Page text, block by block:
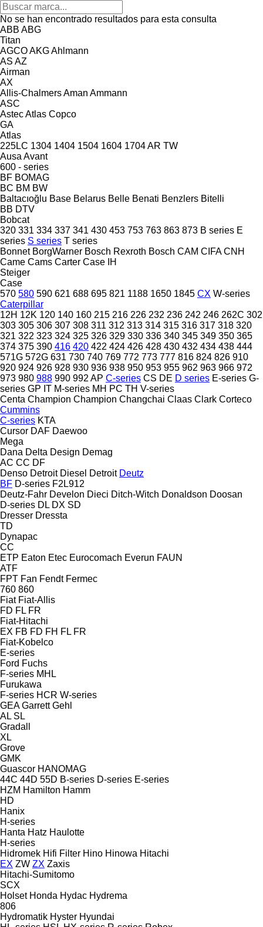
No se han encontrado resultados para esta consulta
ABB ABG
Titan
AGCOAKGAhlmann
AS AZ
Airman
AX
Allis-ChalmersAman Ammann
ASC
AstecAtlas Copco
GA
Atlas
225LC 1304 1404 1504 1604 1704AR TW
Ausa Avant
600 - series
BF BOMAG
BC BM BW
Baltacıoğlu Base Belarus Belle Benati Benzlers Bitelli
BB DTV
Bobcat
320 331 334 337 341 430 453 753 763 863 873 B series E
series S series T series
Bonnet BorgWarner Bosch Rexroth Bosch CAM CIFA CNH
Came Cams Carter Case IH
Steiger
Case
570 580 590 621 688 695 821 1188 1650 1845 CX W-series
Caterpillar
12H 12K 120 140 160 215 216 226 232 236 242 246 262C 302
303 305 306 307 308 311 312 313 314 315 316 317 318 320
321 322 323 324 325 326 329 330 336 340 345 349 350 365
374 375 390 416 420 422 424 426 428 430 432 434 438 444
571G 572G 631 730 740 769 772 773 777 816 824 826 910
920 924 926 928 930 936 938 950 953 955 962 963 966 972
973 980 988 990 992 AP C-series CS DE D series E-series G-
series GP IT M-series MH PC TH V-series
Centa Champion Champion Changchai Claas Clark Corteco
Cummins
C-series KTA
Cursor DAF Daewoo
Mega
Dana Delta Design Demag
AC CC DF
Denso Detroit Diesel Detroit Deutz
BF D-series F2L912
Deutz-Fahr Develon Dieci Ditch-Witch Donaldson Doosan
D-series DL DX SD
Dresser Dressta
TD
Dynapac
CC
ETP Eaton Etec Eurocomach Everun FAUN
ATF
FPT Fan Fendt Fermec
760 860
Fiat Fiat-Allis
FD FL FR
Fiat-Hitachi
EX FB FD FH FL FR
Fiat-Kobelco
E-series
Ford Fuchs
F-series MHL
Furukawa
F-series HCR W-series
GEA Garrett Gehl
AL SL
Gradall
XL
Grove
GMK
Guascor HANOMAG
44C 44D 55D B-series D-series E-series
HZM Hamilton Hamm
HD
Hanix
H-series
Hanta Hatz Haulotte
H-series
Hidromek Hifi Filter Hino Hinowa Hitachi
EX ZW ZX Zaxis
Hitachi-Sumitomo
SCX
Holset Honda Hydac Hydrema
806
Hydromatik Hyster Hyundai